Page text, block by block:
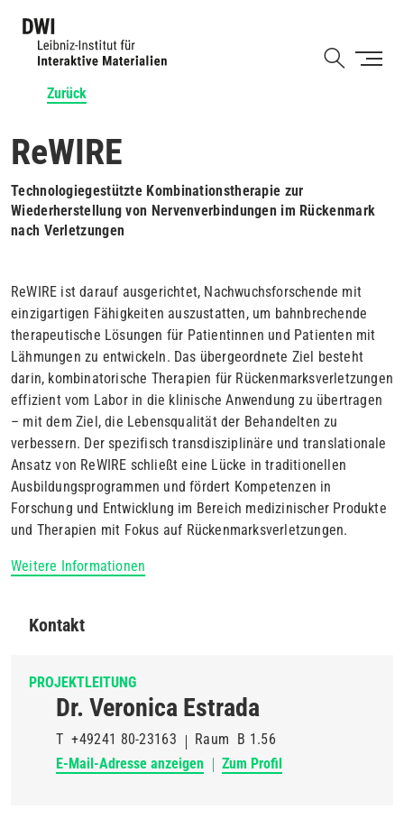
Zurück
ReWIRE
Technologiegestützte Kombinationstherapie zur
Wiederherstellung von Nervenverbindungen im Rückenmark
nach Verletzungen
ReWIRE ist darauf ausgerichtet, Nachwuchsforschende mit
einzigartigen Fähigkeiten auszustatten, um bahnbrechende
therapeutische Lösungen für Patientinnen und Patienten mit
Lähmungen zu entwickeln. Das übergeordnete Ziel besteht
darin, kombinatorische Therapien für Rückenmarksverletzungen
effizient vom Labor in die klinische Anwendung zu übertragen
– mit dem Ziel, die Lebensqualität der Behandelten zu
verbessern. Der spezifisch transdisziplinäre und translationale
Ansatz von ReWIRE schließt eine Lücke in traditionellen
Ausbildungsprogrammen und fördert Kompetenzen in
Forschung und Entwicklung im Bereich medizinischer Produkte
und Therapien mit Fokus auf Rückenmarksverletzungen.
Weitere Informationen
Kontakt
PROJEKTLEITUNG
Dr. Veronica Estrada
T +49241 80-23163 Raum B 1.56
E-Mail-Adresse anzeigen
Zum Profil